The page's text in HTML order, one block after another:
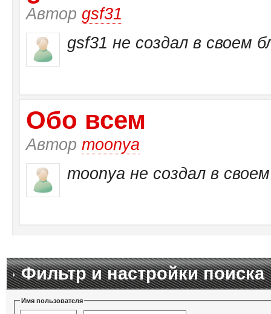
Автор gsf31
gsf31 не создал в своем
Обо всем
Автор moonya
moonya не создал в
Фильтр и настройки поиска
Имя пользователя